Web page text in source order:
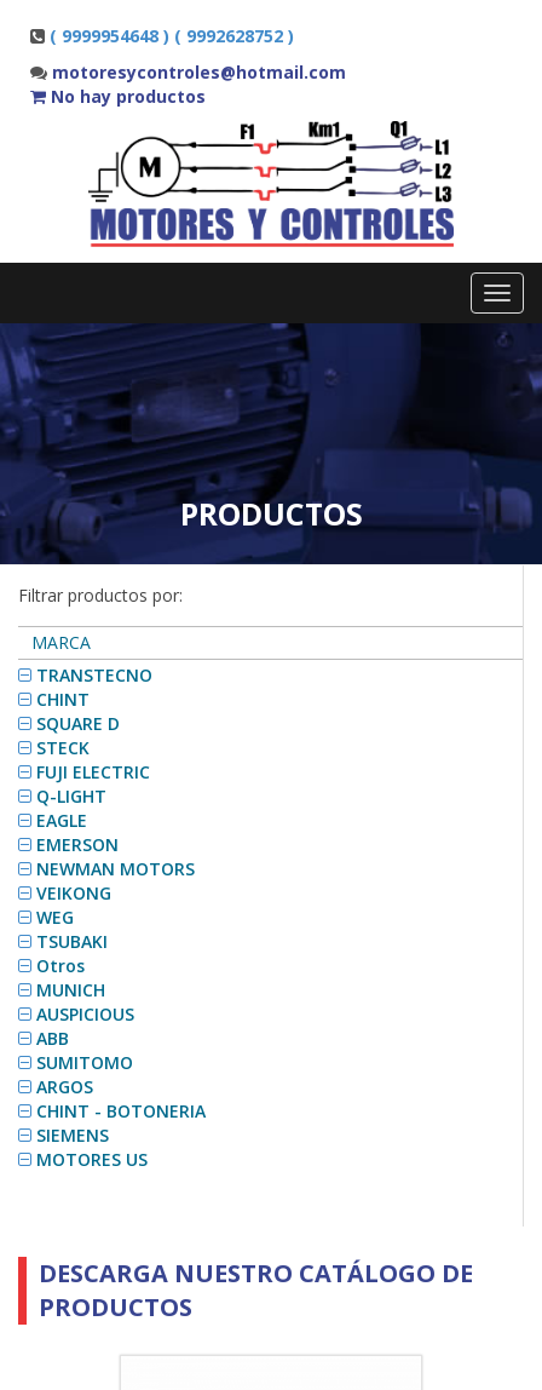
( 9999954648 ) ( 9992628752 )
motoresycontroles@hotmail.com
No hay productos
PRODUCTOS
Filtrar productos por:
MARCA
TRANSTECNO
CHINT
SQUARE D
STECK
FUJI ELECTRIC
Q-LIGHT
EAGLE
EMERSON
NEWMAN MOTORS
VEIKONG
WEG
TSUBAKI
Otros
MUNICH
AUSPICIOUS
ABB
SUMITOMO
ARGOS
CHINT - BOTONERIA
SIEMENS
MOTORES US
DESCARGA NUESTRO CATÁLOGO DE
PRODUCTOS